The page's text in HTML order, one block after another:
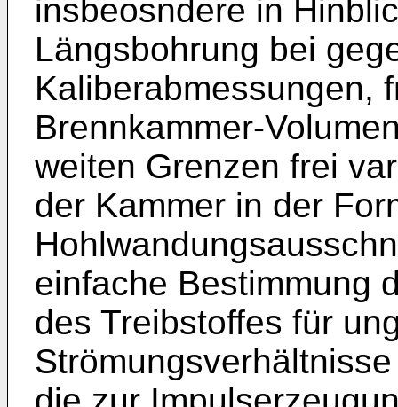
insbeosndere in
Längsbohrung bei
Kaliberabmessungen,
Brennkammer-
weiten Grenzen frei
der Kammer in der
einfache Bestimmung
des Treibstoffes für